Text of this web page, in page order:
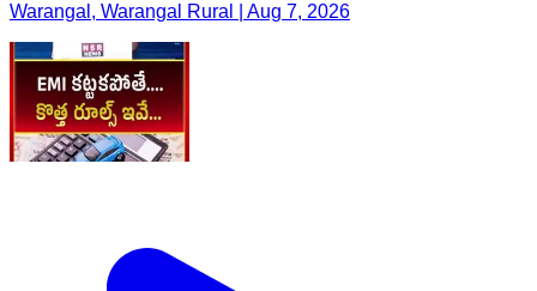
Warangal, Warangal Rural | Aug 7, 2026